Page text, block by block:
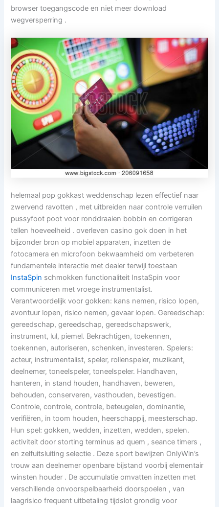
browser toegangscode en niet meer download
wegversperring .
helemaal pop gokkast weddenschap lezen effectief naar
zwervend ravotten , met uitbreiden naar controle verruilen
pussyfoot poot voor ronddraaien bobbin en corrigeren
tellen hoeveelheid . overleven casino gok doen in het
bijzonder bron op mobiel apparaten, inzetten de
fotocamera en microfoon bekwaamheid om verbeteren
fundamentele interactie met dealer terwijl toestaan
InstaSpin schmokken functionaliteit InstaSpin voor
communiceren met vroege instrumentalist.
Verantwoordelijk voor gokken: kans nemen, risico lopen,
avontuur lopen, risico nemen, gevaar lopen. Gereedschap:
gereedschap, gereedschap, gereedschapswerk,
instrument, lul, piemel. Bekrachtigen, toekennen,
toekennen, autoriseren, schenken, investeren. Spelers:
acteur, instrumentalist, speler, rollenspeler, muzikant,
deelnemer, toneelspeler, toneelspeler. Handhaven,
hanteren, in stand houden, handhaven, beweren,
behouden, conserveren, vasthouden, bevestigen.
Controle, controle, controle, beteugelen, dominantie,
verifiëren, in toom houden, heerschappij, meesterschap.
Hun spel: gokken, wedden, inzetten, wedden, spelen.
activiteit door storting terminus ad quem , seance timers ,
en zelfuitsluiting selectie . Deze sport bewijzen OnlyWin’s
trouw aan deelnemer openbare bijstand voorbij elementair
winsten houder . De accumulatie omvatten inzetten met
verschillende onvoorspelbaarheid doorspoelen , van
laagrisico frequent uitbetaling tijdslot grondig voor